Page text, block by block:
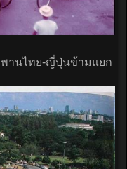
านไทย-ญี่ปุ่นข้ามแยก